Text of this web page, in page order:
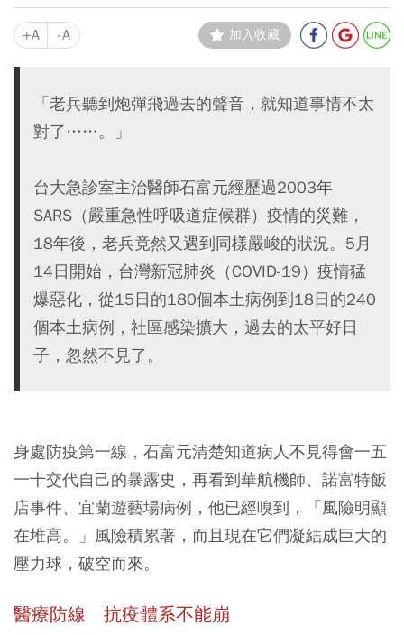
+A -A 加入收藏
「老兵聽到炮彈飛過去的聲音，就知道事情不太
對了……。」
台大急診室主治醫師石富元經歷過2003年
SARS（嚴重急性呼吸道症候群）疫情的災難，
18年後，老兵竟然又遇到同樣嚴峻的狀況。5月
14日開始，台灣新冠肺炎（COVID-19）疫情猛
爆惡化，從15日的180個本土病例到18日的240
個本土病例，社區感染擴大，過去的太平好日
子，忽然不見了。
身處防疫第一線，石富元清楚知道病人不見得會一五
一十交代自己的暴露史，再看到華航機師、諾富特飯
店事件、宜蘭遊藝場病例，他已經嗅到，「風險明顯
在堆高。」風險積累著，而且現在它們凝結成巨大的
壓力球，破空而來。
醫療防線 抗疫體系不能崩